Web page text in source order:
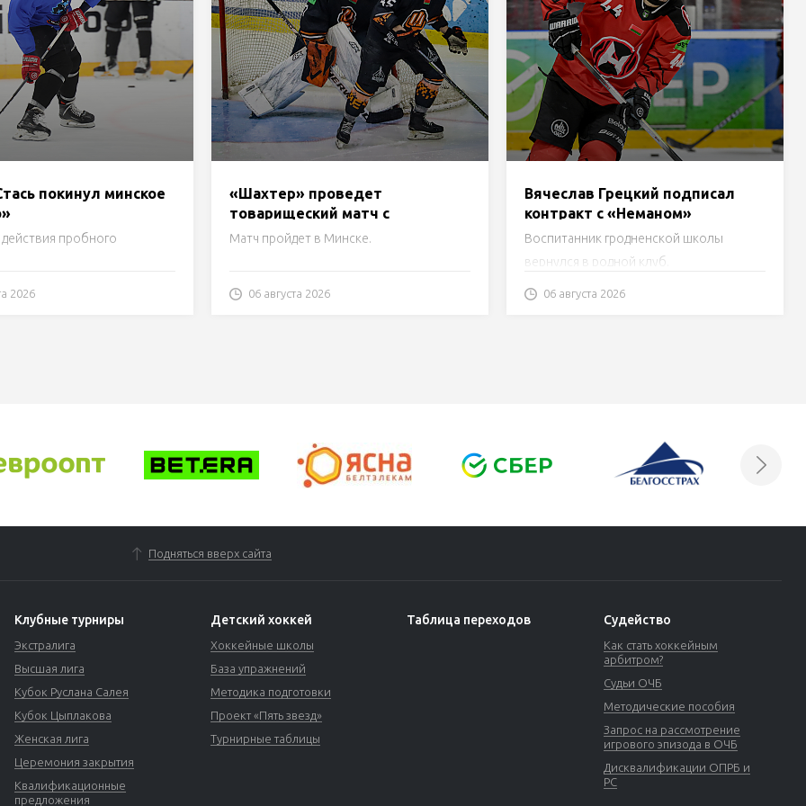
покинул минское
пробного
2026
«Шахтер» проведет
товарищеский матч с
«Норильском» 15 августа
Матч пройдет в Минске.
06 августа 2026
Вячеслав Грецкий подписал
контракт с «Неманом»
Воспитанник гродненской школы
вернулся в родной клуб.
06 августа 2026
Подняться вверх сайта
Клубные турниры
Экстралига
Высшая лига
Кубок Руслана Салея
Кубок Цыплакова
Женская лига
Церемония закрытия
Квалификационные
предложения
Детский хоккей
Хоккейные школы
База упражнений
Методика подготовки
Проект «Пять звезд»
Турнирные таблицы
Таблица переходов Судейство
Как стать хоккейным
арбитром?
Судьи ОЧБ
Методические пособия
Запрос на рассмотрение
игрового эпизода в ОЧБ
Дисквалификации ОПРБ и
РС